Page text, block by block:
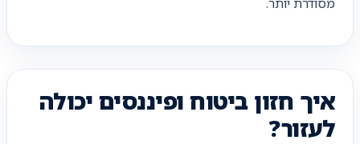
איך חזון ביטוח ופיננסים יכולה
לעזור?